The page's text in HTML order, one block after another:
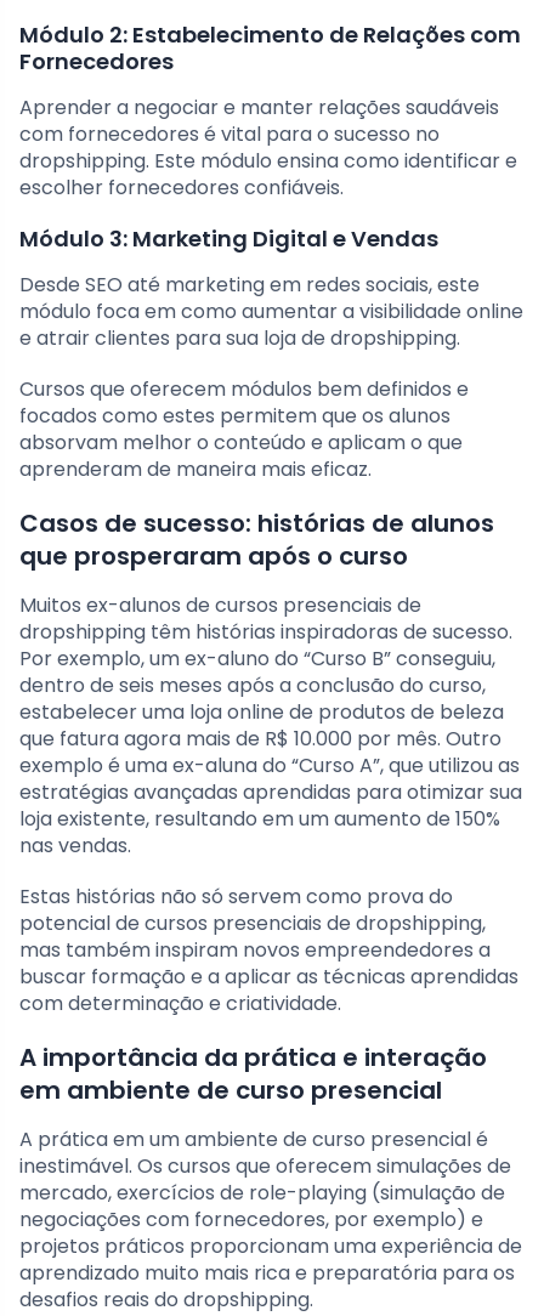
Módulo 2: Estabelecimento de Relações com
Fornecedores
Aprender a negociar e manter relações saudáveis
com fornecedores é vital para o sucesso no
dropshipping. Este módulo ensina como identificar e
escolher fornecedores confiáveis.
Módulo 3: Marketing Digital e Vendas
Desde SEO até marketing em redes sociais, este
módulo foca em como aumentar a visibilidade online
e atrair clientes para sua loja de dropshipping.
Cursos que oferecem módulos bem definidos e
focados como estes permitem que os alunos
absorvam melhor o conteúdo e aplicam o que
aprenderam de maneira mais eficaz.
Casos de sucesso: histórias de alunos
que prosperaram após o curso
Muitos ex-alunos de cursos presenciais de
dropshipping têm histórias inspiradoras de sucesso.
Por exemplo, um ex-aluno do “Curso B” conseguiu,
dentro de seis meses após a conclusão do curso,
estabelecer uma loja online de produtos de beleza
que fatura agora mais de R$ 10.000 por mês. Outro
exemplo é uma ex-aluna do “Curso A”, que utilizou as
estratégias avançadas aprendidas para otimizar sua
loja existente, resultando em um aumento de 150%
nas vendas.
Estas histórias não só servem como prova do
potencial de cursos presenciais de dropshipping,
mas também inspiram novos empreendedores a
buscar formação e a aplicar as técnicas aprendidas
com determinação e criatividade.
A importância da prática e interação
em ambiente de curso presencial
A prática em um ambiente de curso presencial é
inestimável. Os cursos que oferecem simulações de
mercado, exercícios de role-playing (simulação de
negociações com fornecedores, por exemplo) e
projetos práticos proporcionam uma experiência de
aprendizado muito mais rica e preparatória para os
desafios reais do dropshipping.